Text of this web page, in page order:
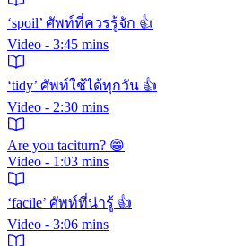
‘spoil’ ศัพท์ที่ควรรู้จัก 👍
Video - 3:45 mins
‘tidy’ ศัพท์ใช้ได้ทุกวัน 👍
Video - 2:30 mins
Are you taciturn? 😁
Video - 1:03 mins
‘facile’ ศัพท์ที่น่ารู้ 👍
Video - 3:06 mins